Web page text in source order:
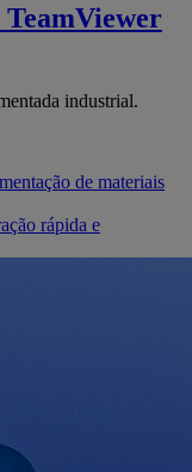
TeamViewer
industrial.
de materiais
rápida e